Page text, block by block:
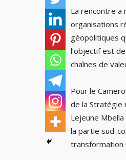
La rencontre a
organisations
géopolitiques
l’objectif est
chaînes de
Pour le
de la Stratégie
Lejeune
la partie sud-
transformation